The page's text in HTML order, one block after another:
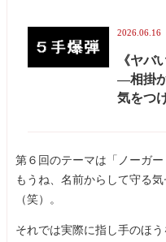
2026.06.16
《ヤバ
—相掛
気をつ
第６回のテーマは「ノーガー
もうね、名前からして守る
（笑）。
それでは実際に指し手のほう